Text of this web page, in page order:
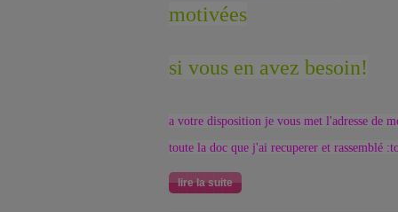
motivées
si vous en avez besoin!
a votre disposition je vous met l'adresse de
toute la doc que j'ai recuperer et rassemblé
lire la suite